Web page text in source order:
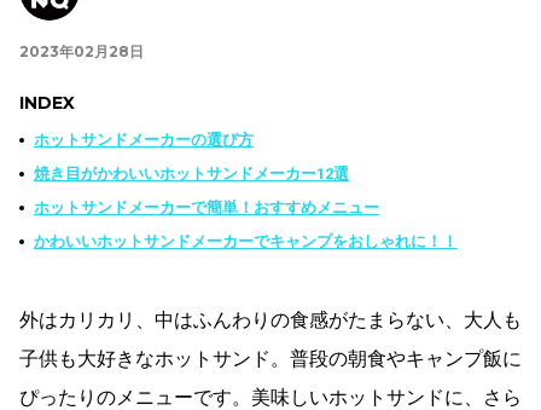
2023年02月28日
INDEX
ホットサンドメーカーの選び方
焼き目がかわいいホットサンドメーカー12選
ホットサンドメーカーで簡単！おすすめメニュー
かわいいホットサンドメーカーでキャンプをおしゃれに！！
外はカリカリ、中はふんわりの食感がたまらない、大人も
子供も大好きなホットサンド。普段の朝食やキャンプ飯に
ぴったりのメニューです。美味しいホットサンドに、さら